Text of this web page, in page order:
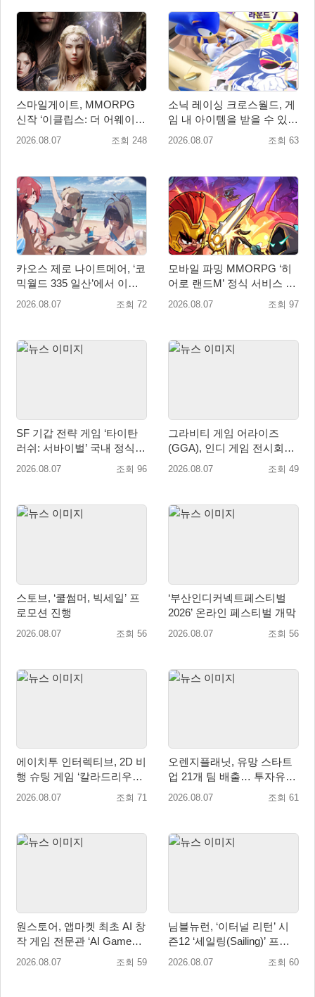
스마일게이트, MMORPG
신작 ‘이클립스: 더 어웨이크
닝’ 9월 10일 론칭!
2026.08.07 조회 248
소닉 레이싱 크로스월드, 게
임 내 아이템을 받을 수 있는
‘레전드 대회 라운드 7’ 개최!
2026.08.07 조회 63
카오스 제로 나이트메어, ‘코
믹월드 335 일산’에서 이용
자 소통 예고
2026.08.07 조회 72
모바일 파밍 MMORPG ‘히
어로 랜드M’ 정식 서비스 돌
입
2026.08.07 조회 97
SF 기갑 전략 게임 ‘타이탄
러쉬: 서바이벌’ 국내 정식
출시
2026.08.07 조회 96
그라비티 게임 어라이즈
(GGA), 인디 게임 전시회
‘도쿄 게임 던전 13’ 참가!
2026.08.07 조회 49
스토브, ‘쿨썸머, 빅세일’ 프
로모션 진행
2026.08.07 조회 56
‘부산인디커넥트페스티벌
2026’ 온라인 페스티벌 개막
2026.08.07 조회 56
에이치투 인터렉티브, 2D 비
행 슈팅 게임 ‘칼라드리우스
2/다크 엘레멘트’ 올 겨울 전
2026.08.07 조회 71
오렌지플래닛, 유망 스타트
업 21개 팀 배출… 투자유치∙
매출성장 성과 눈길
2026.08.07 조회 61
원스토어, 앱마켓 최초 AI 창
작 게임 전문관 ‘AI Games’
오픈
2026.08.07 조회 59
님블뉴런, ‘이터널 리턴’ 시
즌12 ‘세일링(Sailing)’ 프리
시즌 시작
2026.08.07 조회 60